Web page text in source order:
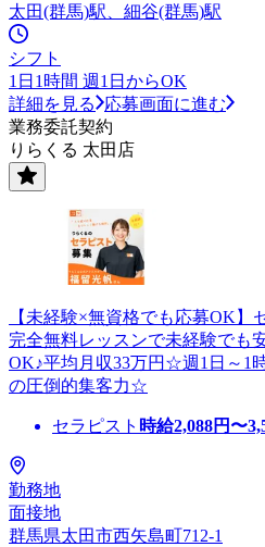
太田(群馬)駅、細谷(群馬)駅
シフト
1日1時間 週1日からOK
詳細を見る
応募画面に進む
業務委託契約
りらくる 太田店
【未経験×無資格でも応募OK】
完全無料レッスンで未経験でも
OK♪平均月収33万円☆週1日～1
の圧倒的集客力☆
セラピスト 時給2,088円〜
勤務地
面接地
群馬県太田市西矢島町712-1